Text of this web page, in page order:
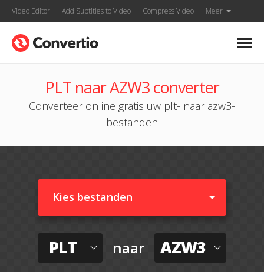
Video Editor Add Subtitles to Video Compress Video Meer
PLT naar AZW3 converter
Converteer online gratis uw plt- naar azw3-
bestanden
Kies bestanden
PLT naar AZW3